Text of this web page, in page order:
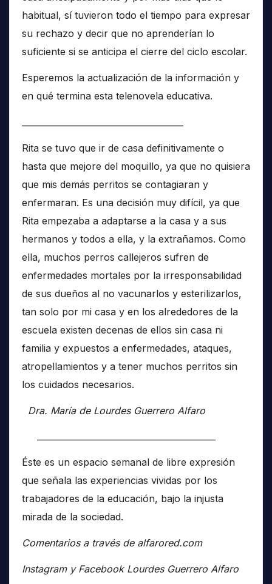
habitual, sí tuvieron todo el tiempo para expresar
su rechazo y decir que no aprenderían lo
suficiente si se anticipa el cierre del ciclo escolar.
Esperemos la actualización de la información y
en qué termina esta telenovela educativa.
Rita se tuvo que ir de casa definitivamente o
hasta que mejore del moquillo, ya que no quisiera
que mis demás perritos se contagiaran y
enfermaran. Es una decisión muy difícil, ya que
Rita empezaba a adaptarse a la casa y a sus
hermanos y todos a ella, y la extrañamos. Como
ella, muchos perros callejeros sufren de
enfermedades mortales por la irresponsabilidad
de sus dueños al no vacunarlos y esterilizarlos,
tan solo por mi casa y en los alrededores de la
escuela existen decenas de ellos sin casa ni
familia y expuestos a enfermedades, ataques,
atropellamientos y a tener muchos perritos sin
los cuidados necesarios.
Dra. María de Lourdes Guerrero Alfaro
Éste es un espacio semanal de libre expresión
que señala las experiencias vividas por los
trabajadores de la educación, bajo la injusta
mirada de la sociedad.
Comentarios a través de alfarored.com
Instagram y Facebook Lourdes Guerrero Alfaro